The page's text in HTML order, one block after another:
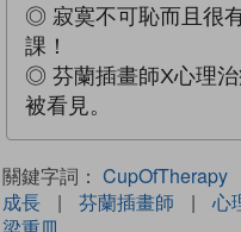
◎ 寂寞不可恥而且很
課！
◎ 芬蘭插畫師X心理
被看見。
關鍵字詞： CupOfTherapy
成長
| 芬蘭插畫師 | 心